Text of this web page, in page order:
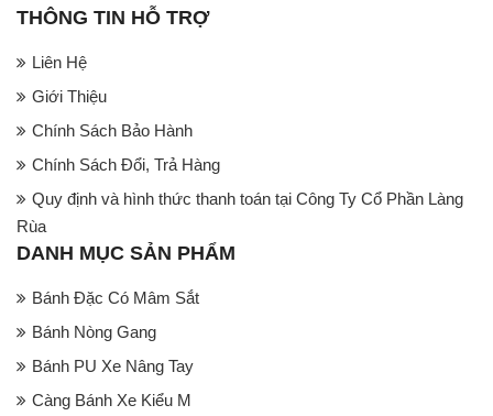
THÔNG TIN HỖ TRỢ
Liên Hệ
Giới Thiệu
Chính Sách Bảo Hành
Chính Sách Đổi, Trả Hàng
Quy định và hình thức thanh toán tại Công Ty Cổ Phần Làng
Rùa
DANH MỤC SẢN PHẨM
Bánh Đặc Có Mâm Sắt
Bánh Nòng Gang
Bánh PU Xe Nâng Tay
Càng Bánh Xe Kiểu M